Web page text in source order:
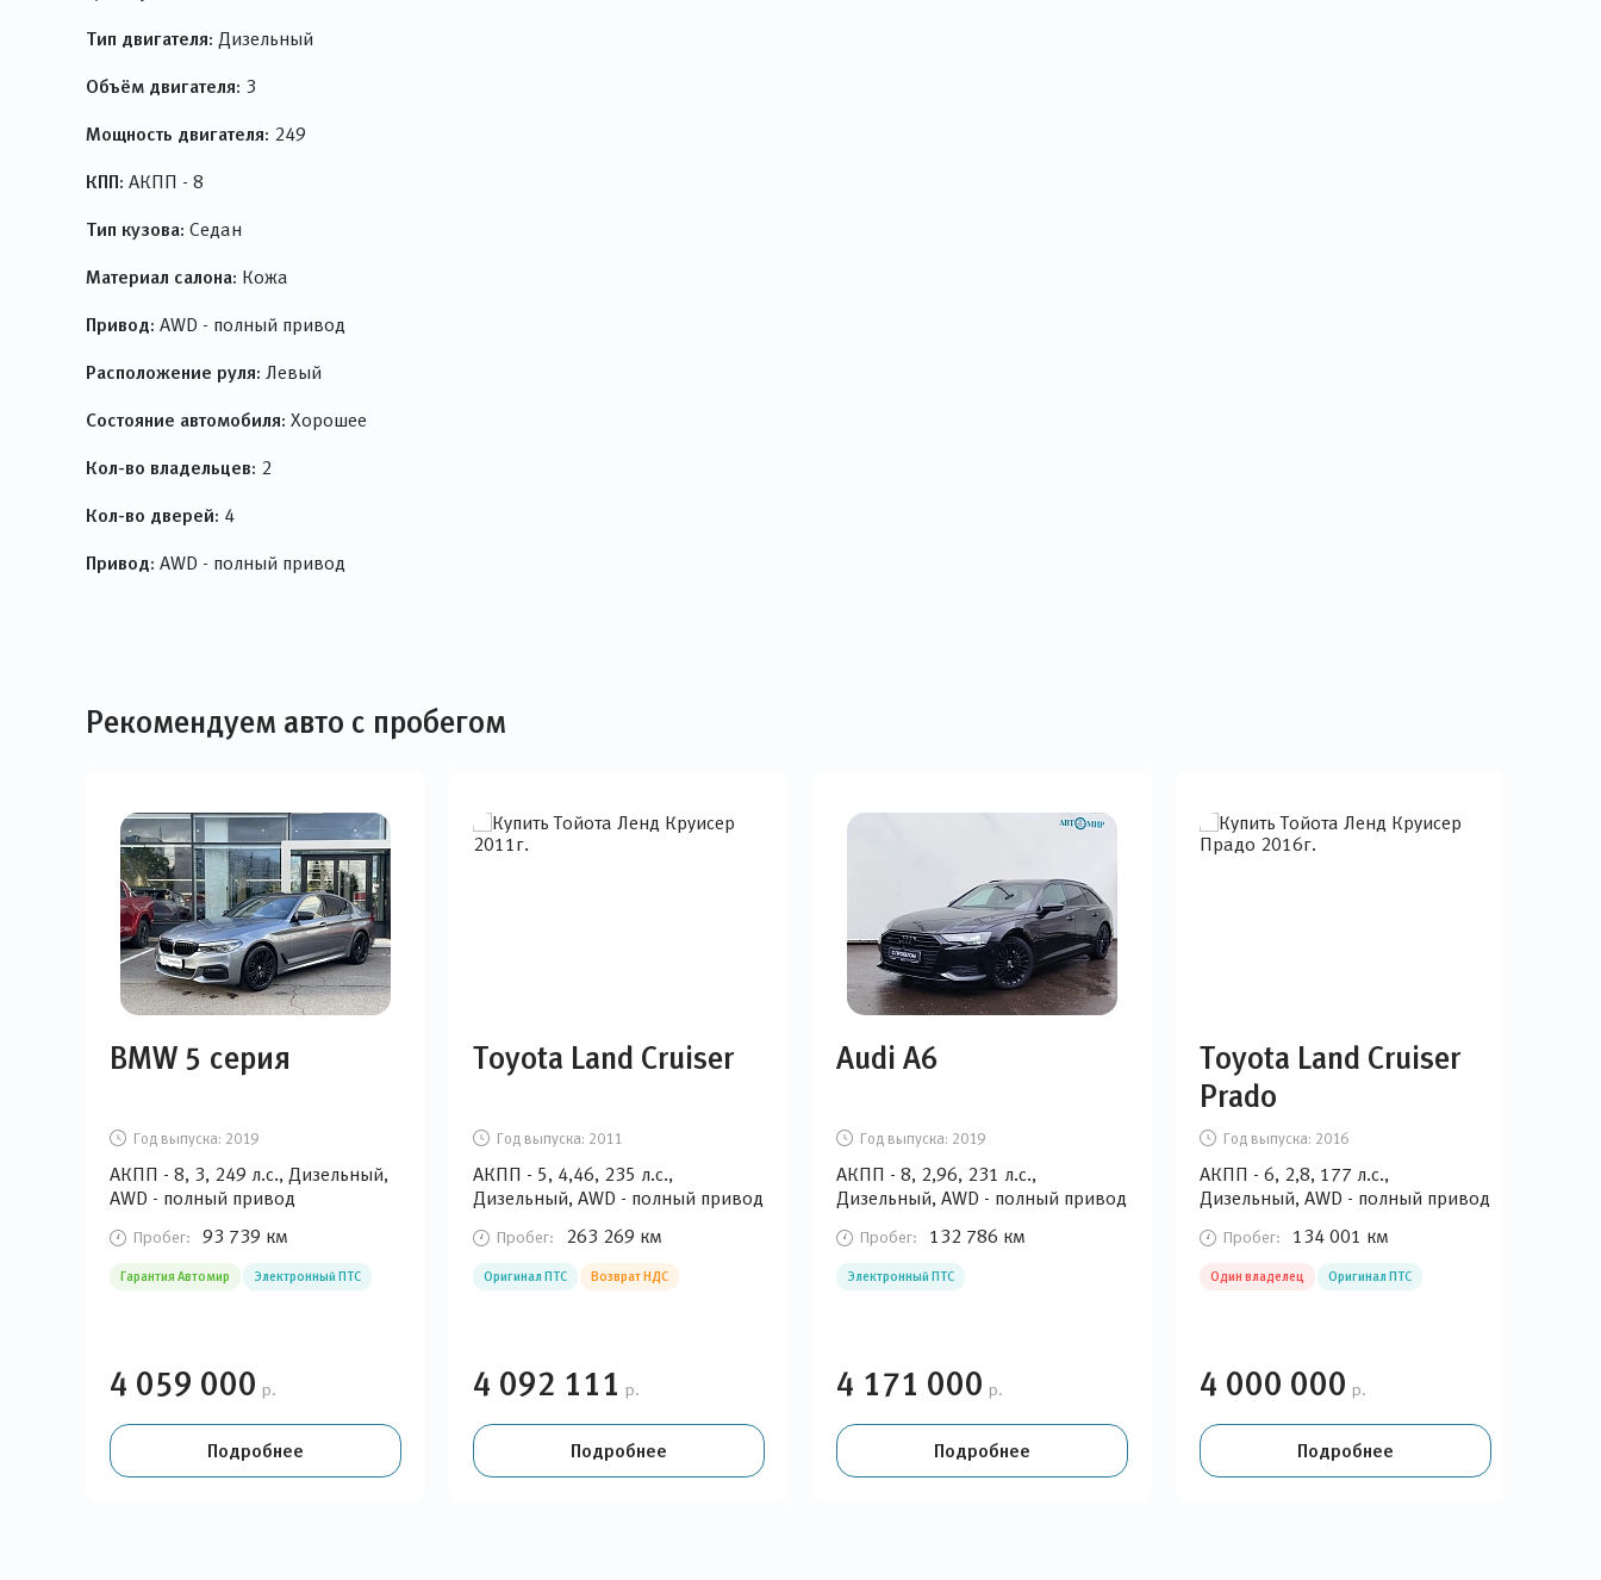
Тип двигателя: Дизельный
Объём двигателя: 3
Мощность двигателя: 249
КПП: АКПП - 8
Тип кузова: Седан
Материал салона: Кожа
Привод: AWD - полный привод
Расположение руля: Левый
Состояние автомобиля: Хорошее
Кол-во владельцев: 2
Кол-во дверей: 4
Привод: AWD - полный привод
Рекомендуем авто с пробегом
BMW 5 серия
Год выпуска: 2019
АКПП - 8, 3, 249 л.с., Дизельный,
AWD - полный привод
Пробег: 93 739 км
Гарантия Автомир Электронный ПТС
4 059 000 р.
Подробнее
Toyota Land Cruiser
Год выпуска: 2011
АКПП - 5, 4,46, 235 л.с.,
Дизельный, AWD - полный привод
Пробег: 263 269 км
Оригинал ПТС Возврат НДС
4 092 111 р.
Подробнее
Audi A6
Год выпуска: 2019
АКПП - 8, 2,96, 231 л.с.,
Дизельный, AWD - полный привод
Пробег: 132 786 км
Электронный ПТС
4 171 000 р.
Подробнее
Toyota Land Cruiser
Prado
Год выпуска: 2016
АКПП - 6, 2,8, 177 л.с.,
Дизельный, AWD - полный привод
Пробег: 134 001 км
Один владелец Оригинал ПТС
4 000 000 р.
Подробнее